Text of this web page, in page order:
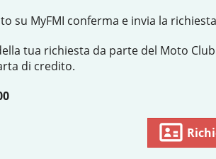
su MyFMI conferma e invia la
tua richiesta da parte del Moto
di credito.